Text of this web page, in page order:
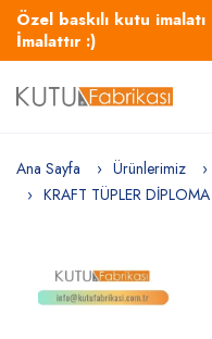
Özel baskılı kutu
İmalattır :)
Ana Sayfa Ürünlerimiz
KRAFT TÜPLER